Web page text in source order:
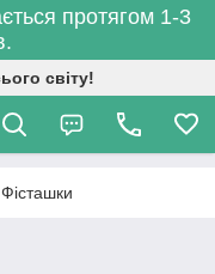
протягом 1-3
світу!
Фісташки